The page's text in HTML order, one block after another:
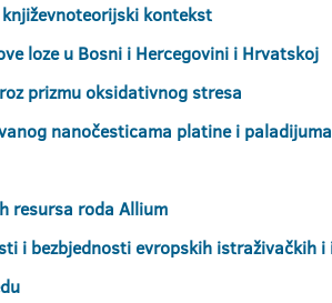
kontekst
loze u Bosni i Hercegovini i Hrvatskoj
prizmu oksidativnog stresa
nanočesticama platine i paladijuma
resursa roda Allium
i bezbjednosti evropskih istraživačkih i